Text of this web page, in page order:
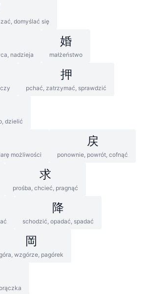
domyślać się
nadzieja
婚
małżeństwo
押
pchać, zatrzymać, sprawdzić
dzielić
możliwości
戻
ponownie, powrót, cofnąć
求
prośba, chcieć, pragnąć
降
schodzić, opadać, spadać
岡
wzgórze, pagórek